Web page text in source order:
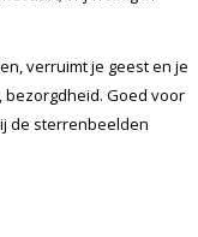
verruimt je geest en je
bezorgdheid. Goed voor
de sterrenbeelden